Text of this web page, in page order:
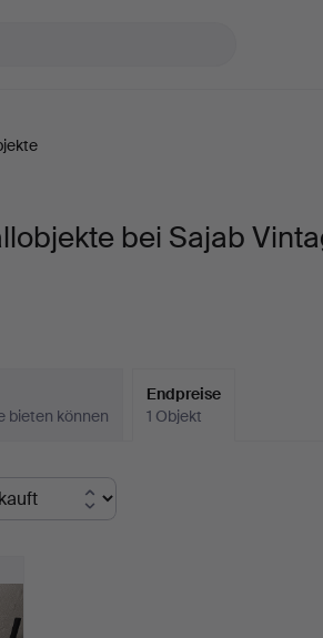
bei Sajab
bieten können
Endpreise
1 Objekt